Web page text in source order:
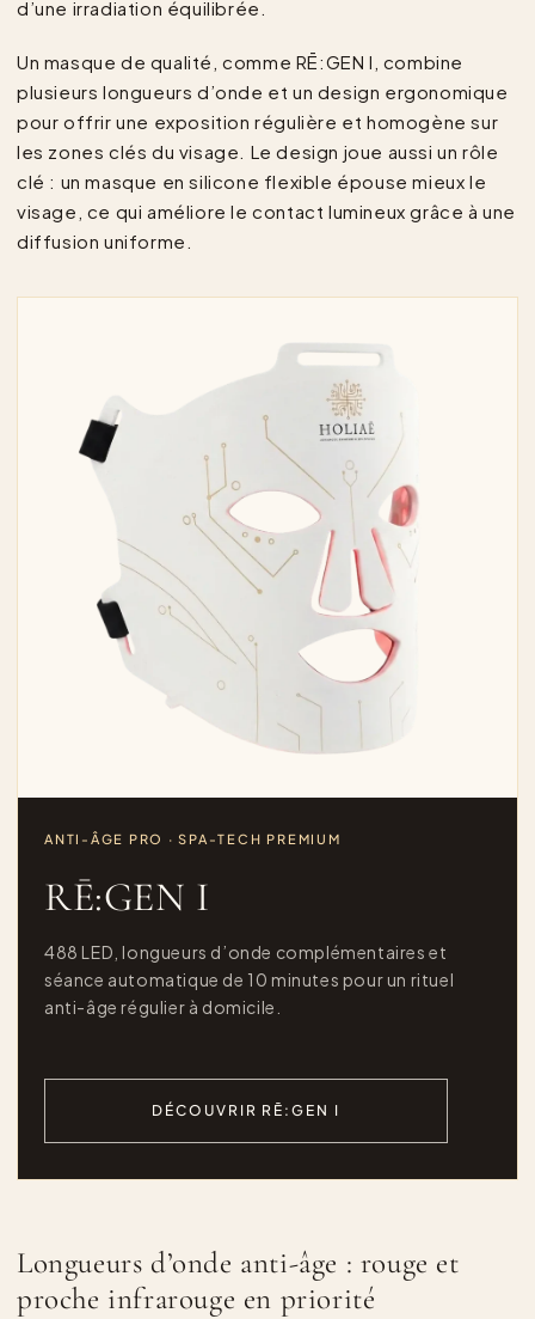
d’une irradiation équilibrée.
Un masque de qualité, comme RĒ:GEN I, combine
plusieurs longueurs d’onde et un design ergonomique
pour offrir une exposition régulière et homogène sur
les zones clés du visage. Le design joue aussi un rôle
clé : un masque en silicone flexible épouse mieux le
visage, ce qui améliore le contact lumineux grâce à une
diffusion uniforme.
ANTI-ÂGE PRO · SPA-TECH PREMIUM
RĒ:GEN I
488 LED, longueurs d’onde complémentaires et
séance automatique de 10 minutes pour un rituel
anti-âge régulier à domicile.
DÉCOUVRIR RĒ:GEN I
Longueurs d’onde anti-âge : rouge et
proche infrarouge en priorité